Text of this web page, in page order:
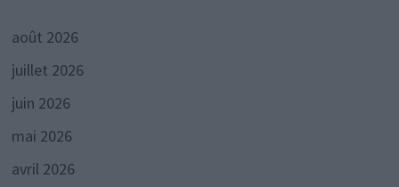
août 2026
juillet 2026
juin 2026
mai 2026
avril 2026